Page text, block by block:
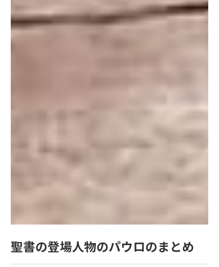
聖書の登場人物のパウロのまとめ